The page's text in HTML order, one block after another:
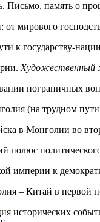
Письмо, память о
мирового
к государству-
Художественный
пограничных
(на трудном
в Монголии во
полюс
империи к
– Китай в первой